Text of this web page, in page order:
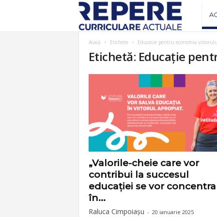
v
s
t
R
Acasă Etichete Educație pentru economia
Etichetă: Educație
„Valorile-cheie care vor
contribui la succesul
educației se vor concentra
în...
Raluca Cimpoiașu - 20 ianuarie 2025